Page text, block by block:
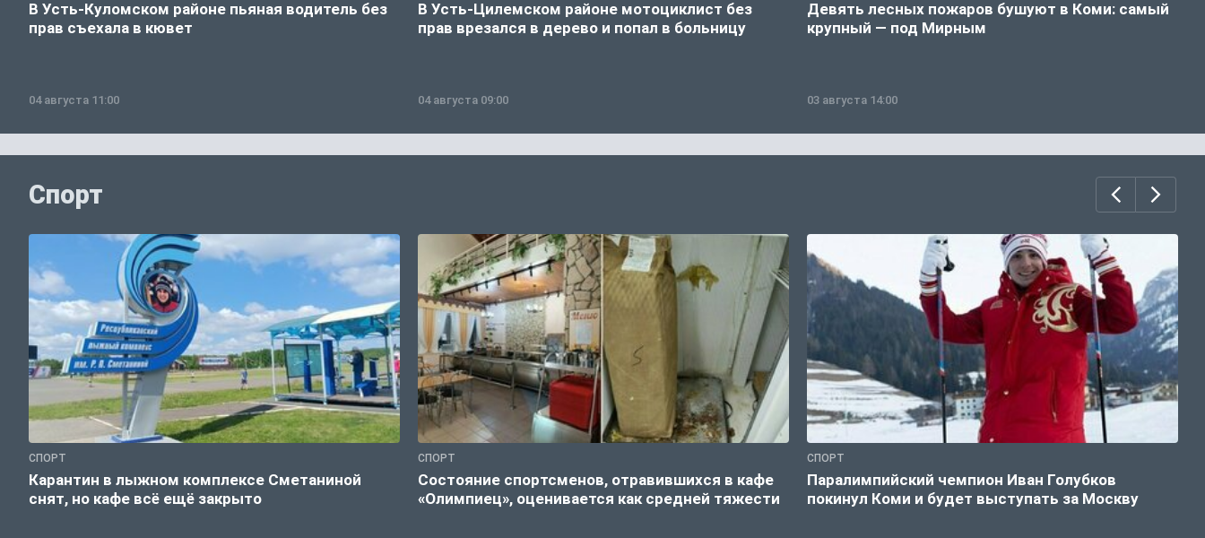
В Усть-Куломском районе пьяная водитель без
прав съехала в кювет
04 августа 11:00
В Усть-Цилемском районе мотоциклист без
прав врезался в дерево и попал в больницу
04 августа 09:00
Девять лесных пожаров бушуют в Коми: самый
крупный — под Мирным
03 августа 14:00
Спорт
СПОРТ
Карантин в лыжном комплексе Сметаниной
снят, но кафе всё ещё закрыто
СПОРТ
Состояние спортсменов, отравившихся в кафе
«Олимпиец», оценивается как средней тяжести
СПОРТ
Паралимпийский чемпион Иван Голубков
покинул Коми и будет выступать за Москву